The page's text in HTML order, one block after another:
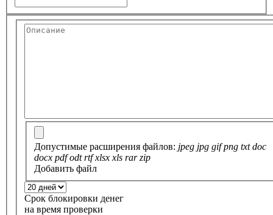
Допустимые расширения файлов: jpeg jpg gif png txt doc
docx pdf odt rtf xlsx xls rar zip
Добавить файл
Срок блокировки денег
на время проверки